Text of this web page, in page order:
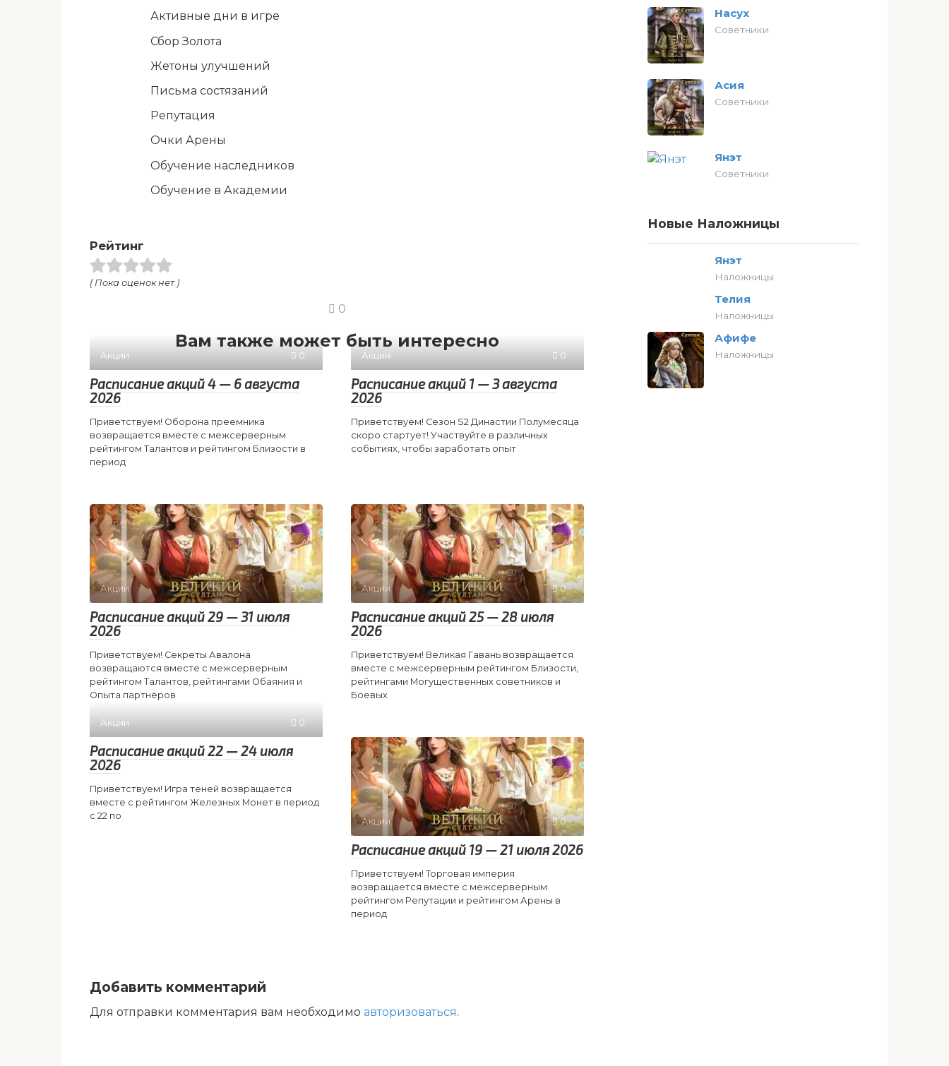
Активные дни в игре
Сбор Золота
Жетоны улучшений
Письма состязаний
Репутация
Очки Арены
Обучение наследников
Обучение в Академии
Рейтинг
( Пока оценок нет )
0
Вам также может быть интересно
Акции 0
Расписание акций 4 — 6 августа
2026
Приветствуем! Оборона преемника
возвращается вместе с межсерверным
рейтингом Талантов и рейтингом Близости в
период
Акции 0
Расписание акций 1 — 3 августа
2026
Приветствуем! Сезон S2 Династии Полумесяца
скоро стартует! Участвуйте в различных
событиях, чтобы заработать опыт
Акции 0
Расписание акций 29 — 31 июля
2026
Приветствуем! Секреты Авалона
возвращаются вместе с межсерверным
рейтингом Талантов, рейтингами Обаяния и
Опыта партнёров
Акции 0
Расписание акций 25 — 28 июля
2026
Приветствуем! Великая Гавань возвращается
вместе с межсерверным рейтингом Близости,
рейтингами Могущественных советников и
Боевых
Акции 0
Расписание акций 22 — 24 июля
2026
Приветствуем! Игра теней возвращается
вместе с рейтингом Железных Монет в период
с 22 по
Акции 0
Расписание акций 19 — 21 июля 2026
Приветствуем! Торговая империя
возвращается вместе с межсерверным
рейтингом Репутации и рейтингом Арены в
период
Добавить комментарий
Для отправки комментария вам необходимо авторизоваться.
Насух
Советники
Асия
Советники
Янэт
Советники
Новые Наложницы
Янэт
Наложницы
Телия
Наложницы
Афифе
Наложницы